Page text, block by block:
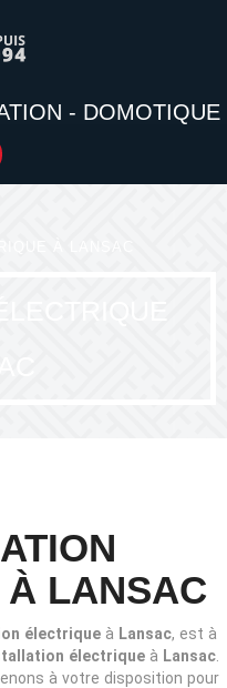
- DOMOTIQUE
À LANSAC
électrique à Lansac, est à
électrique à Lansac.
à votre disposition pour